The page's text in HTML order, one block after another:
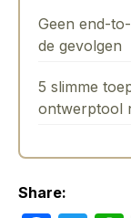
Geen end-
de gevolgen
5 slimme
ontwerptool
Share: